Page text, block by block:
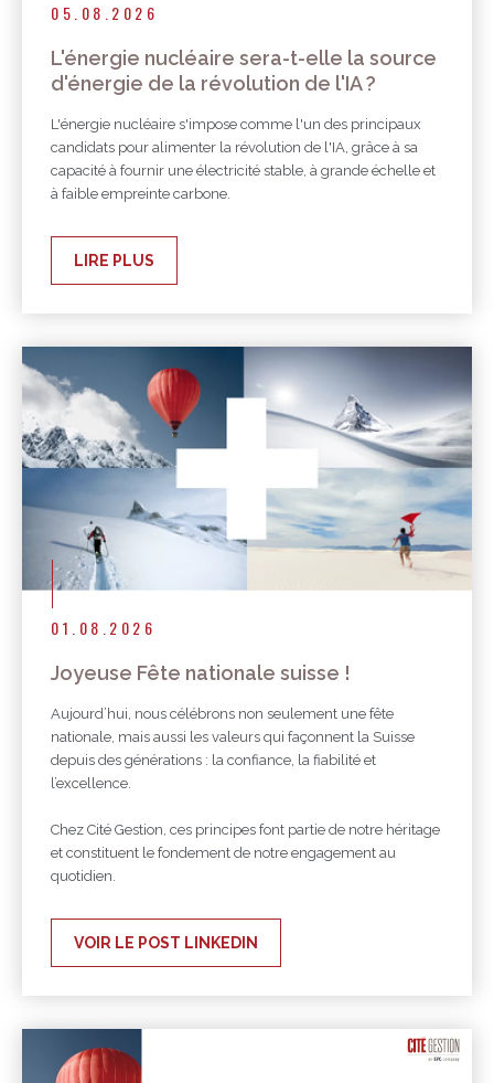
05.08.2026
L'énergie nucléaire sera-t-elle la source
d'énergie de la révolution de l'IA ?
L'énergie nucléaire s'impose comme l'un des principaux
candidats pour alimenter la révolution de l'IA, grâce à sa
capacité à fournir une électricité stable, à grande échelle et
à faible empreinte carbone.
LIRE PLUS
01.08.2026
Joyeuse Fête nationale suisse !
Aujourd’hui, nous célébrons non seulement une fête
nationale, mais aussi les valeurs qui façonnent la Suisse
depuis des générations : la confiance, la fiabilité et
l’excellence.
Chez Cité Gestion, ces principes font partie de notre héritage
et constituent le fondement de notre engagement au
quotidien.
VOIR LE POST LINKEDIN